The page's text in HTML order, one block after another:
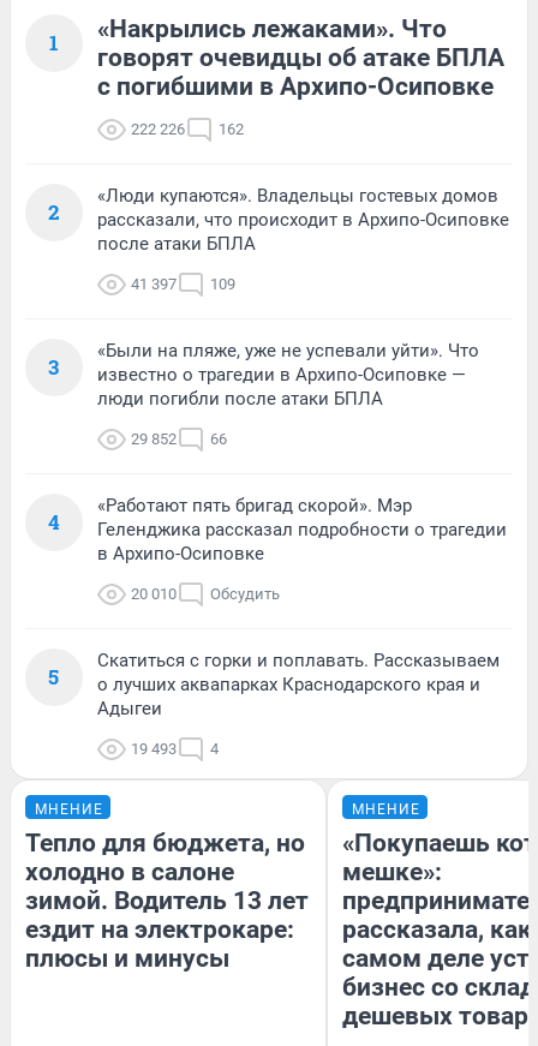
1
«Накрылись лежаками». Что
говорят очевидцы об атаке БПЛА
с погибшими в Архипо-Осиповке
222 226 162
2
«Люди купаются». Владельцы гостевых домов
рассказали, что происходит в Архипо-Осиповке
после атаки БПЛА
41 397 109
3
«Были на пляже, уже не успевали уйти». Что
известно о трагедии в Архипо-Осиповке —
люди погибли после атаки БПЛА
29 852 66
4
«Работают пять бригад скорой». Мэр
Геленджика рассказал подробности о трагедии
в Архипо-Осиповке
20 010 Обсудить
5
Скатиться с горки и поплавать. Рассказываем
о лучших аквапарках Краснодарского края и
Адыгеи
19 493 4
МНЕНИЕ
Тепло для бюджета, но
холодно в салоне
зимой. Водитель 13 лет
ездит на электрокаре:
плюсы и минусы
МНЕНИЕ
«Покупаешь
мешке»:
рассказала, как
самом деле
бизнес со
дешевых